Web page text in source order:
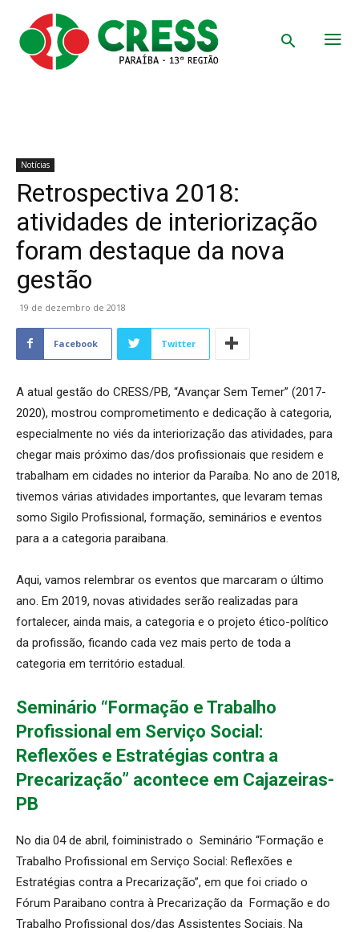
Notícias
Retrospectiva 2018:
atividades de interiorização
foram destaque da nova
gestão
19 de dezembro de 2018
Facebook Twitter
A atual gestão do CRESS/PB, “Avançar Sem Temer” (2017-
2020), mostrou comprometimento e dedicação à categoria,
especialmente no viés da interiorização das atividades, para
chegar mais próximo das/dos profissionais que residem e
trabalham em cidades no interior da Paraíba. No ano de 2018,
tivemos várias atividades importantes, que levaram temas
somo Sigilo Profissional, formação, seminários e eventos
para a a categoria paraibana.
Aqui, vamos relembrar os eventos que marcaram o último
ano. Em 2019, novas atividades serão realizadas para
fortalecer, ainda mais, a categoria e o projeto ético-político
da profissão, ficando cada vez mais perto de toda a
categoria em território estadual.
Seminário “Formação e Trabalho
Profissional em Serviço Social:
Reflexões e Estratégias contra a
Precarização” acontece em Cajazeiras-
PB
No dia 04 de abril, foiministrado o Seminário “Formação e
Trabalho Profissional em Serviço Social: Reflexões e
Estratégias contra a Precarização”, em que foi criado o
Fórum Paraibano contra à Precarização da Formação e do
Trabalho Profissional dos/das Assistentes Sociais. Na